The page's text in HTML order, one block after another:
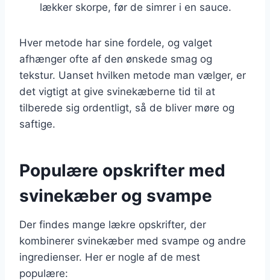
lækker skorpe, før de simrer i en sauce.
Hver metode har sine fordele, og valget
afhænger ofte af den ønskede smag og
tekstur. Uanset hvilken metode man vælger, er
det vigtigt at give svinekæberne tid til at
tilberede sig ordentligt, så de bliver møre og
saftige.
Populære opskrifter med
svinekæber og svampe
Der findes mange lækre opskrifter, der
kombinerer svinekæber med svampe og andre
ingredienser. Her er nogle af de mest
populære: